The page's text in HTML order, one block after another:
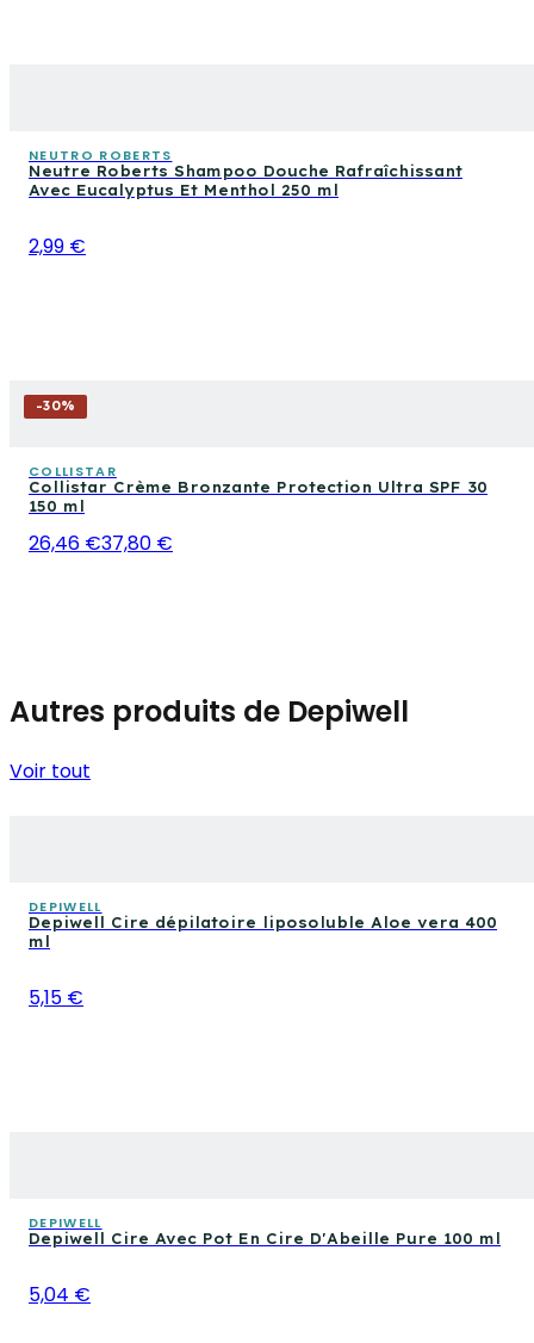
NEUTRO ROBERTS
Neutre Roberts Shampoo Douche Rafraîchissant
Avec Eucalyptus Et Menthol 250 ml
2,99 €
-30%
COLLISTAR
Collistar Crème Bronzante Protection Ultra SPF 30
150 ml
26,46 €37,80 €
Autres produits de Depiwell
Voir tout
DEPIWELL
Depiwell Cire dépilatoire liposoluble Aloe vera 400
ml
5,15 €
DEPIWELL
Depiwell Cire Avec Pot En Cire D'Abeille Pure 100 ml
5,04 €